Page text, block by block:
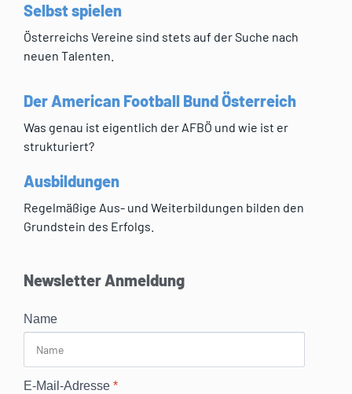
Selbst spielen
Österreichs Vereine sind stets auf der Suche nach
neuen Talenten.
Der American Football Bund Österreich
Was genau ist eigentlich der AFBÖ und wie ist er
strukturiert?
Ausbildungen
Regelmäßige Aus- und Weiterbildungen bilden den
Grundstein des Erfolgs.
Newsletter Anmeldung
Name
E-Mail-Adresse *